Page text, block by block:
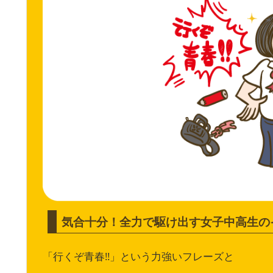
気合十分！全力で駆け出す女子中高生
「行くぞ青春!!」という力強いフレーズと